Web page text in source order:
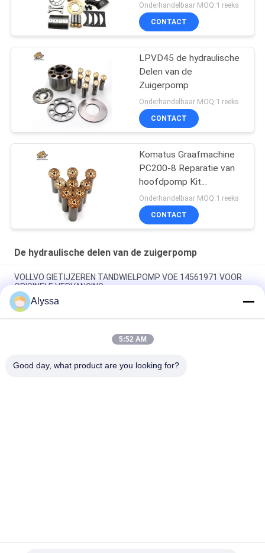
Onderhandelbaar MOQ:1 reeks
CONTACT
LPVD45 de hydraulische
Delen van de
Zuigerpomp
Onderhandelbaar MOQ:1 reeks
CONTACT
Komatus Graafmachine
PC200-8 Reparatie van
hoofdpomp Kit
Hydraulische pomp
Onderdeel zuigerpomp
Onderhoud reparatie
Onderhandelbaar MOQ:1 reeks
CONTACT
De hydraulische delen van de zuigerpomp
VOLLVO GIETIJZEREN TANDWIELPOMP VOE 14561971 VOOR
ORIGINELE VERVANGING
VOLLVO GIETIJZEREN TANDWIELPOMP VOE 14537295 VOOR
ORIGINELE VERVANGING
VOLLVO GEGEERPOMP VOE 14782798 voor de oorspronkelijke
Alyssa
5:52 AM
Good day, what product are you looking for?